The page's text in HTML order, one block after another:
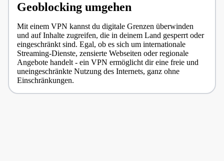
Geoblocking umgehen
Mit einem VPN kannst du digitale Grenzen überwinden
und auf Inhalte zugreifen, die in deinem Land gesperrt oder
eingeschränkt sind. Egal, ob es sich um internationale
Streaming-Dienste, zensierte Webseiten oder regionale
Angebote handelt - ein VPN ermöglicht dir eine freie und
uneingeschränkte Nutzung des Internets, ganz ohne
Einschränkungen.